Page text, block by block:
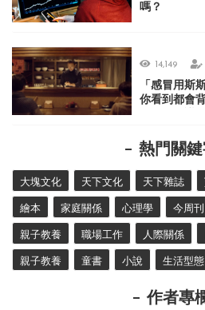
嗎？
14,149
「感冒用斯
你看到都會
熱門關
大塊文化 天下文化 天下雜誌
繪本 家庭關係 心理學 今周刊
親子教養 職場工作 人際關係
親子教養 童書 小說 生活型態
作者專